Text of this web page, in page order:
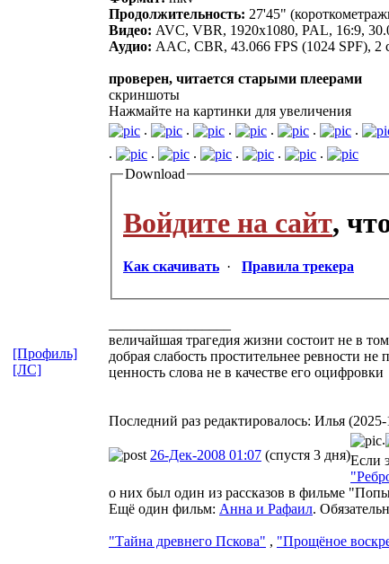
Продолжительность: 27'45"
Видео: AVC, VBR, 1920х1080, PAL, 16:9,
Аудио: AAC, CBR, 43.066 FPS (1024 SPF), 2
проверен, читается старыми плеерами
скриншоты
Нажмайте на картинки для увеличения
.
. . . . .
.
. . . .
.
Download
Войдите на сайт,
Как скачивать · Правила трекера
величайшая трагедия жизни состоит не в
добрая слабость простительнее ревности не
ценность слова не в качестве его оцифровки
Последний раз редактировалось: Илья
[Профиль]
[ЛС]
26-Дек-2008 01:07 (спустя 3 дня)
.
Если
о них был один из рассказов в фильме
Ещё один фильм: Анна и Рафаил.
"Тайна древнего Пскова" , "Прощёное